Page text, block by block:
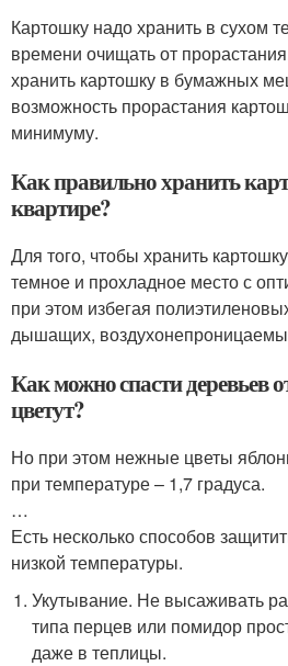
Картошку надо хранить в сухом
времени очищать от
хранить картошку в бумажных
возможность прорастания
минимуму.
Как правильно хранить
квартире?
Для того, чтобы хранить
темное и прохладное место с
при этом избегая
дышащих,
Как можно спасти деревьев
цветут?
Но при этом нежные цветы
при температуре – 1,7 градуса.
…
Есть несколько способов
низкой температуры.
Укутывание. Не высаживать
типа перцев или помидор
даже в теплицы.